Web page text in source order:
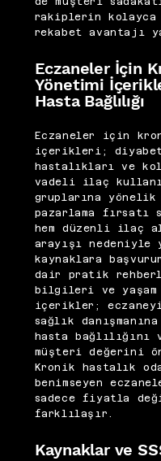
Kaynaklar ve
rakiplerin kolayca
rekabet avantajı
Eczaneler İçin
Yönetimi
Hasta Bağlılığı
Eczaneler için
içerikleri;
hastalıkları ve
vadeli ilaç
gruplarına
pazarlama fırsatı
hem düzenli ilaç
arayışı
kaynaklara
dair pratik
bilgileri ve
içerikler;
sağlık
hasta bağlılığını
müşteri değerini
Kronik hastalık
benimseyen
sadece fiyatla
farklılaşır.